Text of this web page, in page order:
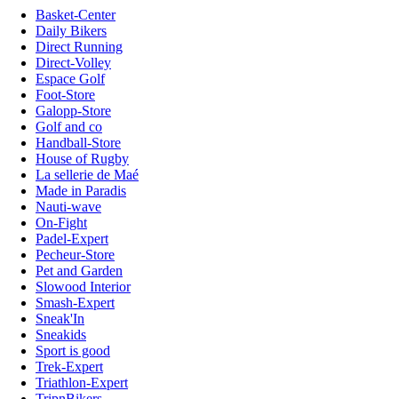
Basket-Center
Daily Bikers
Direct Running
Direct-Volley
Espace Golf
Foot-Store
Galopp-Store
Golf and co
Handball-Store
House of Rugby
La sellerie de Maé
Made in Paradis
Nauti-wave
On-Fight
Padel-Expert
Pecheur-Store
Pet and Garden
Slowood Interior
Smash-Expert
Sneak'In
Sneakids
Sport is good
Trek-Expert
Triathlon-Expert